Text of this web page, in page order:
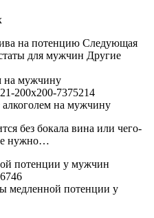
на потенцию Следующая
для мужчин Другие
на мужчину
без бокала вина или чего-
нужно…
медленной потенции у